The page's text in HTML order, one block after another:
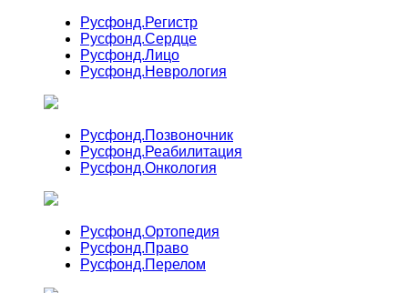
Русфонд.Регистр
Русфонд.Сердце
Русфонд.Лицо
Русфонд.Неврология
Русфонд.Позвоночник
Русфонд.Реабилитация
Русфонд.Онкология
Русфонд.Ортопедия
Русфонд.Право
Русфонд.Перелом